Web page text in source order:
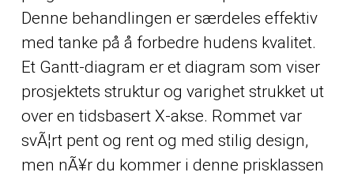
Denne behandlingen er særdeles effektiv
med tanke på å forbedre hudens kvalitet.
Et Gantt-diagram er et diagram som viser
prosjektets struktur og varighet strukket ut
over en tidsbasert X-akse. Rommet var
svÃ¦rt pent og rent og med stilig design,
men nÃ¥r du kommer i denne prisklassen